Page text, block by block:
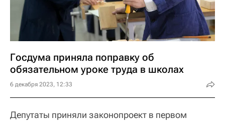
Госдума приняла поправку об
обязательном уроке труда в школах
6 декабря 2023, 12:33
Депутаты приняли законопроект в первом